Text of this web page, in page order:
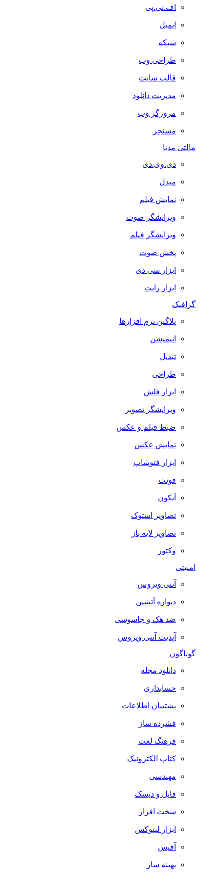
اف.تی.پی
ایمیل
شبکه
طراحی وب
قالب سایت
مدیریت دانلود
مرورگر وب
مسنجر
مالتی مدیا
دی.وی.دی
مبدل
نمایش فیلم
ویرایشگر صوت
ویرایشگر فیلم
پخش صوت
ابزار سی دی
ابزار رایت
گرافیک
پلاگین نرم افزارها
انیمیشن
تبدیل
طراحی
ابزار فلش
ویرایشگر تصویر
ضبط فيلم و عكس
نمایش عکس
ابزار فتوشاپ
فونت
آیکون
تصاویر استوک
تصاویر لایه باز
وکتور
آنتی ویروس
دیواره آتشین
ضد هک و جاسوسی
آپدیت آنتی ویروس
گوناگون
دانلود مجله
حسابداری
پشتیبان اطلاعات
فشرده ساز
فرهنگ لغت
کتاب الکترونیک
مهندسی
فایل و دیسک
سخت افزار
ابزار لینوکس
آفیس
بهینه ساز